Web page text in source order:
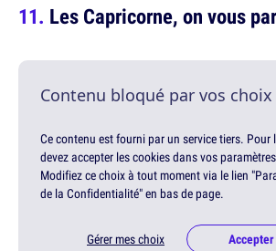
Les Capricorne, on vous
Contenu bloqué par vos
Ce contenu est fourni par un service tiers. Pour
devez accepter les cookies dans vos
Modifiez ce choix à tout moment via le lien
de la Confidentialité" en bas de page.
Gérer mes choix